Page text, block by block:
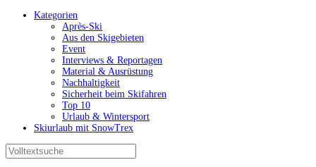
Kategorien
Après-Ski
Aus den Skigebieten
Event
Interviews & Reportagen
Material & Ausrüstung
Nachhaltigkeit
Sicherheit beim Skifahren
Top 10
Urlaub & Wintersport
Skiurlaub mit SnowTrex